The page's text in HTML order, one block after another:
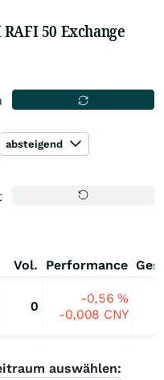
50 Exchange
absteigend
Vol. Performance
0
-0,56%
-0,008 CNY
auswählen: